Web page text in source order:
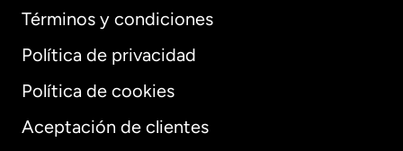
Términos y condiciones
Política de privacidad
Política de cookies
Aceptación de clientes